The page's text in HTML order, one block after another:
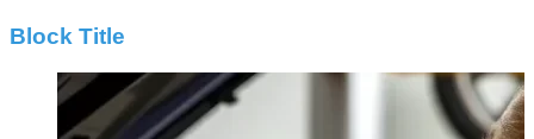
Block Title